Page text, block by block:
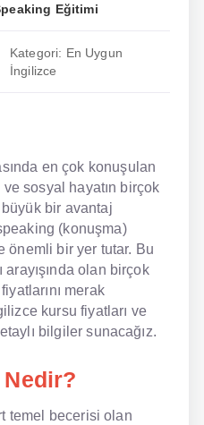
Eğitimi
Kategori: En Uygun
İngilizce
en çok konuşulan
sosyal hayatın birçok
bir avantaj
(konuşma)
önemli bir yer tutar. Bu
olan birçok
merak
kursu fiyatları ve
bilgiler sunacağız.
temel becerisi olan